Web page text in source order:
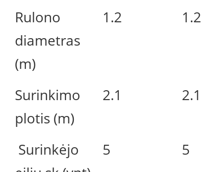
Rulono
diametras
(m)
1.2 1.2
Surinkimo
plotis (m)
2.1 2.1
Surinkėjo
5 5